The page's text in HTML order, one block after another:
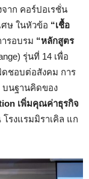
าก คอร์ปอเรชั่น
ษ ในหัวข้อ “เชื้อ
ารอบรม “หลักสูตร
รุ่นที่ 14 เพื่อ
ดชอบต่อสังคม การ
บนฐานคิดของ
เพิ่มคุณค่าธุรกิจ
รงแรมมิราเคิล แก